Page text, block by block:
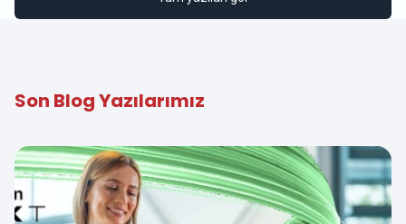
Son Blog Yazılarımız